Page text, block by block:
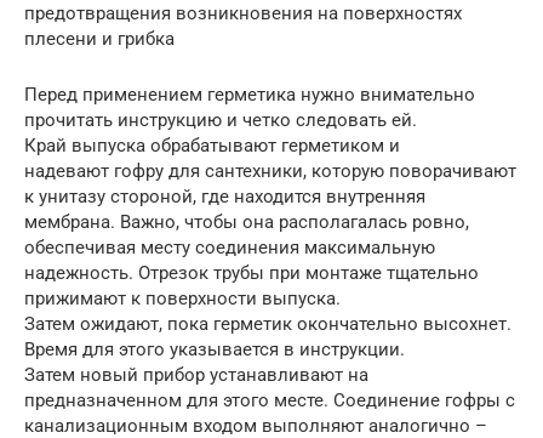
предотвращения возникновения на поверхностях
плесени и грибка
Перед применением герметика нужно внимательно
прочитать инструкцию и четко следовать ей.
Край выпуска обрабатывают герметиком и
надевают гофру для сантехники, которую поворачивают
к унитазу стороной, где находится внутренняя
мембрана. Важно, чтобы она располагалась ровно,
обеспечивая месту соединения максимальную
надежность. Отрезок трубы при монтаже тщательно
прижимают к поверхности выпуска.
Затем ожидают, пока герметик окончательно высохнет.
Время для этого указывается в инструкции.
Затем новый прибор устанавливают на
предназначенном для этого месте. Соединение гофры с
канализационным входом выполняют аналогично –